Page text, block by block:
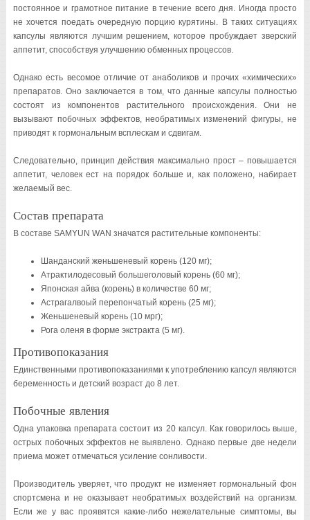
постоянное и грамотное питание в течение всего дня. Иногда просто
не хочется поедать очередную порцию курятины. В таких ситуациях
капсулы являются лучшим решением, которое пробуждает зверский
аппетит, способствуя улучшению обменных процессов.
Однако есть весомое отличие от анаболиков и прочих «химических»
препаратов. Оно заключается в том, что данные капсулы полностью
состоят из компонентов растительного происхождения. Они не
вызывают побочных эффектов, необратимых изменений фигуры, не
приводят к гормональным всплескам и сдвигам.
Следовательно, принцип действия максимально прост – повышается
аппетит, человек ест на порядок больше и, как положено, набирает
желаемый вес.
Состав препарата
В составе SAMYUN WAN значатся растительные компоненты:
Шанданский женьшеневый корень (120 мг);
Атрактилодесовый большеголовый корень (60 мг);
Японская айва (корень) в количестве 60 мг;
Астрагалвоый перепончатый корень (25 мг);
Женьшеневый корень (10 мрг);
Рога оленя в форме экстракта (5 мг).
Противопоказания
Единственными противопоказаниями к употреблению капсул являются
беременность и детский возраст до 8 лет.
Побочные явления
Одна упаковка препарата состоит из 20 капсул. Как говорилось выше,
острых побочных эффектов не выявлено. Однако первые две недели
приема может отмечаться усиление сонливости.
Производитель уверяет, что продукт не изменяет гормональный фон
спортсмена и не оказывает необратимых воздействий на организм.
Если же у вас проявятся какие-либо нежелательные симптомы, вы